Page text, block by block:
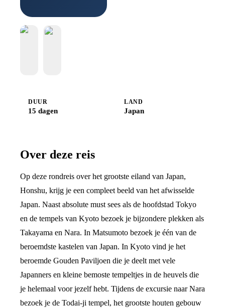
DUUR
15 dagen
LAND
Japan
Over deze reis
Op deze rondreis over het grootste eiland van Japan,
Honshu, krijg je een compleet beeld van het afwisselde
Japan. Naast absolute must sees als de hoofdstad Tokyo
en de tempels van Kyoto bezoek je bijzondere plekken als
Takayama en Nara. In Matsumoto bezoek je één van de
beroemdste kastelen van Japan. In Kyoto vind je het
beroemde Gouden Paviljoen die je deelt met vele
Japanners en kleine bemoste tempeltjes in de heuvels die
je helemaal voor jezelf hebt. Tijdens de excursie naar Nara
bezoek je de Todai-ji tempel, het grootste houten gebouw